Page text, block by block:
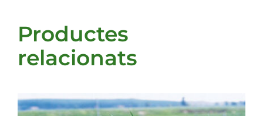
Productes
relacionats